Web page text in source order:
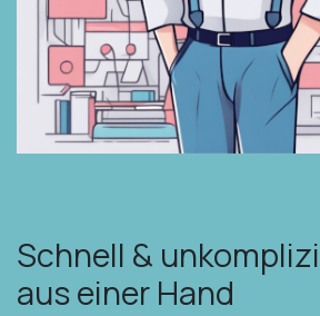
Schnell &
aus einer Hand